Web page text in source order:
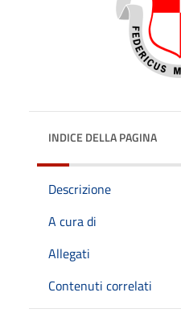
INDICE DELLA PAGINA
Descrizione
A cura di
Allegati
Contenuti correlati